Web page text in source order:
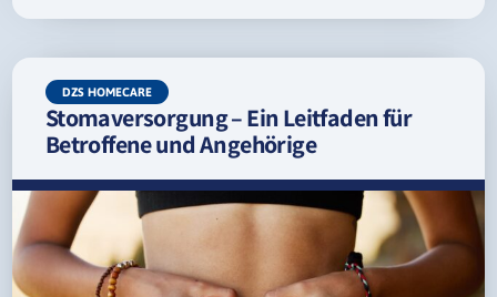
DZS HOMECARE
Stomaversorgung – Ein Leitfaden für
Betroffene und Angehörige